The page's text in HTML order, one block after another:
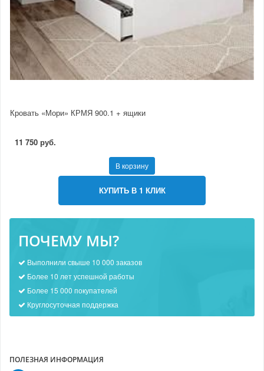
Кровать «Мори» КРМЯ 900.1 + ящики
11 750 руб.
В корзину
КУПИТЬ В 1 КЛИК
ПОЧЕМУ МЫ?
Выполнили свыше 10 000 заказов
Более 10 лет успешной работы
Более 15 000 покупателей
Круглосуточная поддержка
ПОЛЕЗНАЯ ИНФОРМАЦИЯ